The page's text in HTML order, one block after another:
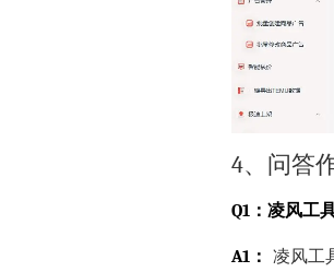
4、问答
Q1：凌风工
A1：
凌风工